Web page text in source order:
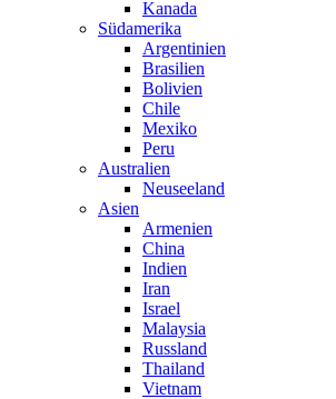
Kanada
Südamerika
Argentinien
Brasilien
Bolivien
Chile
Mexiko
Peru
Australien
Neuseeland
Asien
Armenien
China
Indien
Iran
Israel
Malaysia
Russland
Thailand
Vietnam